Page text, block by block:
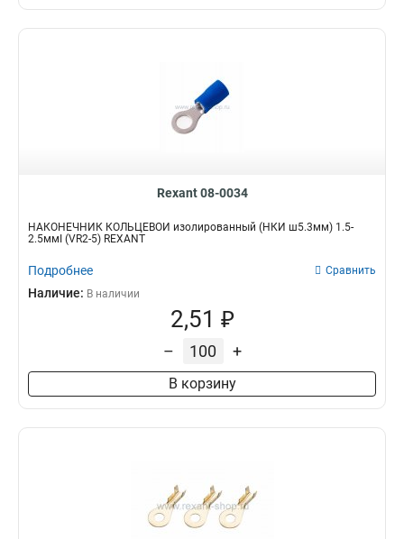
Rexant 08-0034
НАКОНЕЧНИК КОЛЬЦЕВОЙ изолированный (НКИ ш5.3мм) 1.5-
2.5ммІ (VR2-5) REXANT
Подробнее Сравнить
Наличие: В наличии
2,51 ₽
– +
В корзину